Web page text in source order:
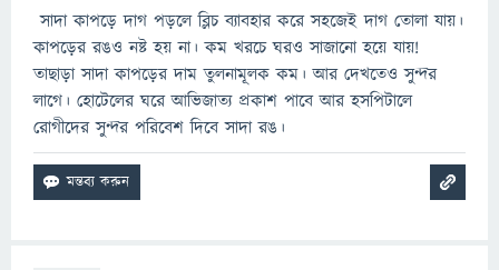
সাদা কাপড়ে দাগ পড়লে ব্লিচ ব্যাবহার করে সহজেই দাগ তোলা যায়।
কাপড়ের রঙও নষ্ট হয় না। কম খরচে ঘরও সাজানো হয়ে যায়!
তাছাড়া সাদা কাপড়ের দাম তুলনামূলক কম। আর দেখতেও সুন্দর
লাগে। হোটেলের ঘরে আভিজাত্য প্রকাশ পাবে আর হসপিটালে
রোগীদের সুন্দর পরিবেশ দিবে সাদা রঙ।